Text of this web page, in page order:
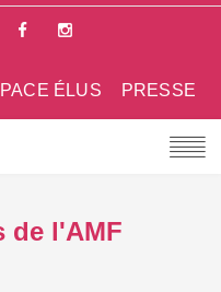
PRESSE
ÉLUS
de l'AMF